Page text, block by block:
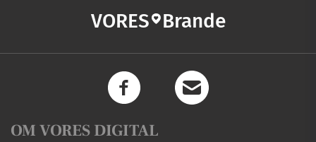
VORES Brande
OM VORES DIGITAL